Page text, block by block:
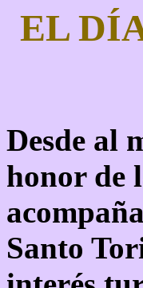
EL
Desde al
honor de
Santo